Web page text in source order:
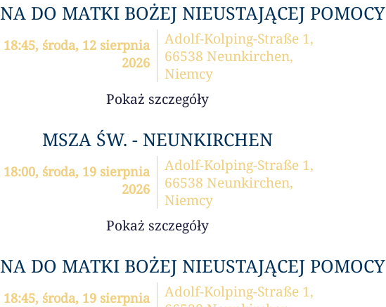
DO MATKI BOŻEJ NIEUSTAJĄCEJ POMOCY
18:45, środa, 12 sierpnia
2026
Adolf-Kolping-Straße 1,
66538 Neunkirchen,
Niemcy
Pokaż szczegóły
MSZA ŚW. - NEUNKIRCHEN
18:00, środa, 19 sierpnia
2026
Adolf-Kolping-Straße 1,
66538 Neunkirchen,
Niemcy
Pokaż szczegóły
DO MATKI BOŻEJ NIEUSTAJĄCEJ POMOCY
18:45, środa, 19 sierpnia
Adolf-Kolping-Straße 1,